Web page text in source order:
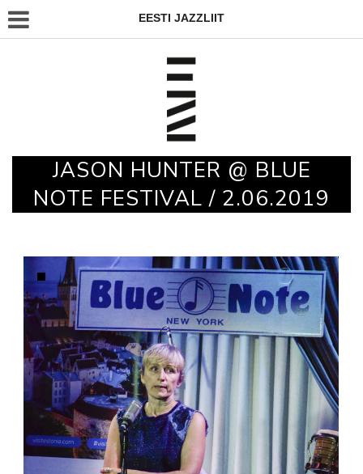
EESTI JAZZLIIT
JASON HUNTER @ BLUE
NOTE FESTIVAL / 2.06.2019